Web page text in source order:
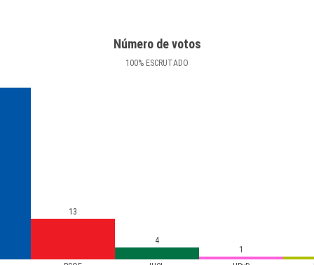
Número de votos
100% ESCRUTADO
13
4
1